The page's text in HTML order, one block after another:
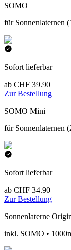
SOMO
für Sonnenlaternen
Sofort lieferbar
ab CHF 39.90
Zur Bestellung
SOMO Mini
für Sonnenlaternen
Sofort lieferbar
ab CHF 34.90
Zur Bestellung
Sonnenlaterne
inkl. SOMO •